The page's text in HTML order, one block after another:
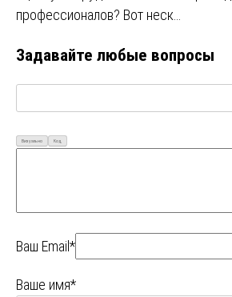
профессионалов? Вот неск…
Задавайте любые вопросы
Визуально Код
Ваш Email*
Ваше имя*